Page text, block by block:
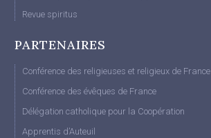
Revue spiritus
PARTENAIRES
Conférence des religieuses et religieux de France
Conférence des évêques de France
Délégation catholique pour la Coopération
Apprentis d’Auteuil